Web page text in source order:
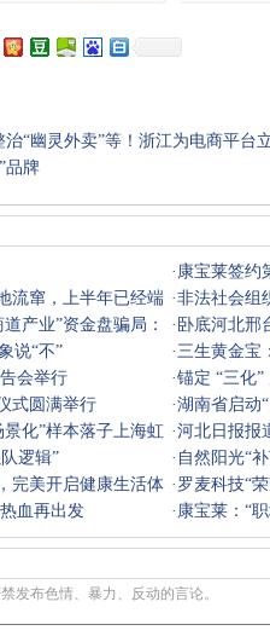
治“幽灵外卖”等！浙江为电商平台
品牌
· 康宝莱签约
流窜，上半年已经端 ·非法社会组
动群众
产业”资金盘骗局：
· 卧底河北邢
壳、层
说“不” ·三生黄金宝
会举行 ·锚定 “三化
式圆满举行 ·湖南省启动
化”样本落子上海虹 ·河北日报报
逻辑” · 自然阳光“
完美开启健康生活体 · 罗麦科技“
血再出发 · 康宝莱：“
发布色情、暴力、反动的言论。